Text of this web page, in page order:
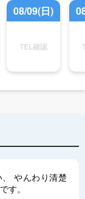
08/09(日)
TEL確認
やんわり清楚
す。